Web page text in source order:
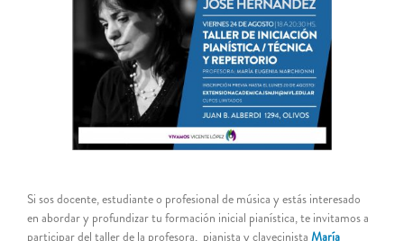
Si sos docente, estudiante o profesional de música y estás interesado
en abordar y profundizar tu formación inicial pianística,te invitamosa
participar del taller de la profesora, pianista y clavecinista María